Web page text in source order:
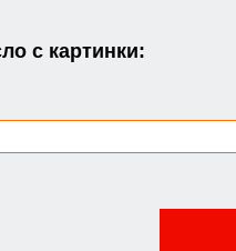
с картинки: